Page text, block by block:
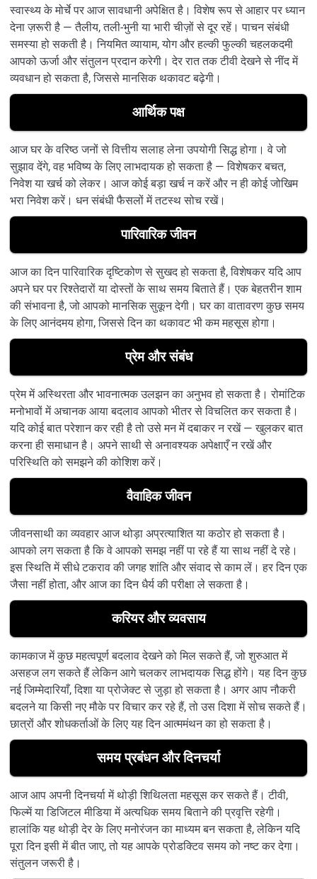
स्वास्थ्य के मोर्चे पर आज सावधानी अपेक्षित है। विशेष रूप से आहार पर ध्यान
देना ज़रूरी है — तैलीय, तली-भुनी या भारी चीज़ों से दूर रहें। पाचन संबंधी
समस्या हो सकती है। नियमित व्यायाम, योग और हल्की फुल्की चहलकदमी
आपको ऊर्जा और संतुलन प्रदान करेगी। देर रात तक टीवी देखने से नींद में
व्यवधान हो सकता है, जिससे मानसिक थकावट बढ़ेगी।
आर्थिक पक्ष
आज घर के वरिष्ठ जनों से वित्तीय सलाह लेना उपयोगी सिद्ध होगा। वे जो
सुझाव देंगे, वह भविष्य के लिए लाभदायक हो सकता है — विशेषकर बचत,
निवेश या खर्च को लेकर। आज कोई बड़ा खर्च न करें और न ही कोई जोखिम
भरा निवेश करें। धन संबंधी फैसलों में तटस्थ सोच रखें।
पारिवारिक जीवन
आज का दिन पारिवारिक दृष्टिकोण से सुखद हो सकता है, विशेषकर यदि आप
अपने घर पर रिश्तेदारों या दोस्तों के साथ समय बिताते हैं। एक बेहतरीन शाम
की संभावना है, जो आपको मानसिक सुकून देगी। घर का वातावरण कुछ समय
के लिए आनंदमय होगा, जिससे दिन का थकावट भी कम महसूस होगा।
प्रेम और संबंध
प्रेम में अस्थिरता और भावनात्मक उलझन का अनुभव हो सकता है। रोमांटिक
मनोभावों में अचानक आया बदलाव आपको भीतर से विचलित कर सकता है।
यदि कोई बात परेशान कर रही है तो उसे मन में दबाकर न रखें — खुलकर बात
करना ही समाधान है। अपने साथी से अनावश्यक अपेक्षाएँ न रखें और
परिस्थिति को समझने की कोशिश करें।
वैवाहिक जीवन
जीवनसाथी का व्यवहार आज थोड़ा अप्रत्याशित या कठोर हो सकता है।
आपको लग सकता है कि वे आपको समझ नहीं पा रहे हैं या साथ नहीं दे रहे।
इस स्थिति में सीधे टकराव की जगह शांति और संवाद से काम लें। हर दिन एक
जैसा नहीं होता, और आज का दिन धैर्य की परीक्षा ले सकता है।
करियर और व्यवसाय
कामकाज में कुछ महत्वपूर्ण बदलाव देखने को मिल सकते हैं, जो शुरुआत में
असहज लग सकते हैं लेकिन आगे चलकर लाभदायक सिद्ध होंगे। यह दिन कुछ
नई जिम्मेदारियाँ, दिशा या प्रोजेक्ट से जुड़ा हो सकता है। अगर आप नौकरी
बदलने या किसी नए मौके पर विचार कर रहे हैं, तो उस दिशा में सोच सकते हैं।
छात्रों और शोधकर्ताओं के लिए यह दिन आत्ममंथन का हो सकता है।
समय प्रबंधन और दिनचर्या
आज आप अपनी दिनचर्या में थोड़ी शिथिलता महसूस कर सकते हैं। टीवी,
फिल्में या डिजिटल मीडिया में अत्यधिक समय बिताने की प्रवृत्ति रहेगी।
हालांकि यह थोड़ी देर के लिए मनोरंजन का माध्यम बन सकता है, लेकिन यदि
पूरा दिन इसी में बीत जाए, तो यह आपके प्रोडक्टिव समय को नष्ट कर देगा।
संतुलन जरूरी है।